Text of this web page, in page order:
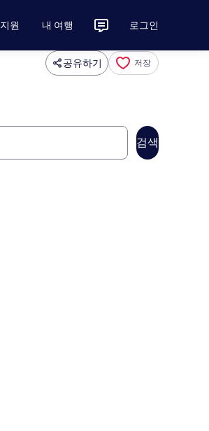
지원 내 여행 로그인
공유하기 저장
검색